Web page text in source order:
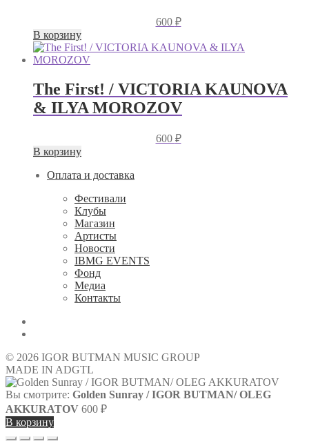
600 ₽
В корзину
The First! / VICTORIA KAUNOVA
& ILYA MOROZOV
600 ₽
В корзину
Оплата и доставка
Фестивали
Клубы
Магазин
Артисты
Новости
IBMG EVENTS
Фонд
Медиа
Контакты
© 2026 IGOR BUTMAN MUSIC GROUP
MADE IN ADGTL
Вы смотрите: Golden Sunray / IGOR BUTMAN/ OLEG
AKKURATOV 600 ₽
В корзину